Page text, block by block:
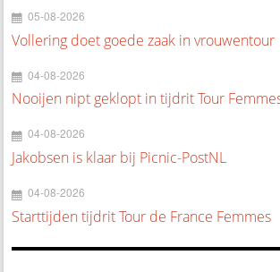
05-08-2026
Vollering doet goede zaak in vrouwentour
04-08-2026
Nooijen nipt geklopt in tijdrit Tour
04-08-2026
Jakobsen is klaar bij Picnic-PostNL
04-08-2026
Starttijden tijdrit Tour de France Femmes